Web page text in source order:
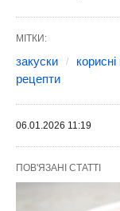
МІТКИ:
закуски
рецепти
06.01.2026 11:19
ПОВ'ЯЗАНІ СТАТТІ